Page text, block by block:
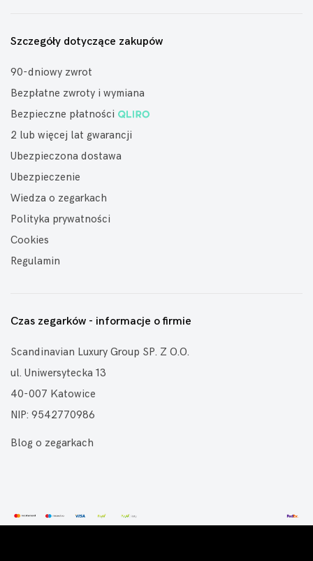
Szczegóły dotyczące zakupów
90-dniowy zwrot
Bezpłatne zwroty i wymiana
Bezpieczne płatności
2 lub więcej lat gwarancji
Ubezpieczona dostawa
Ubezpieczenie
Wiedza o zegarkach
Polityka prywatności
Cookies
Regulamin
Czas zegarków - informacje o firmie
Scandinavian Luxury Group SP. Z O.O.
ul. Uniwersytecka 13
40-007 Katowice
NIP: 9542770986
Blog o zegarkach